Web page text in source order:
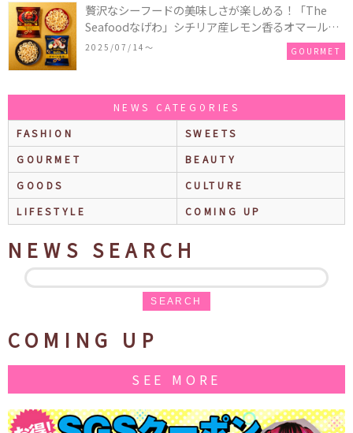
贅沢なシーフードの美味しさが楽しめる！「The
Seafoodなげわ」シチリア産レモン香るオマール海
老味、安曇野産わさび香るうに味が期間限定で新発
2025/07/14〜 GOURMET
NEWS CATEGORIES
FASHION
SWEETS
GOURMET
BEAUTY
GOODS
CULTURE
LIFESTYLE
COMING UP
NEWS SEARCH
SEARCH
COMING UP
SEE MORE